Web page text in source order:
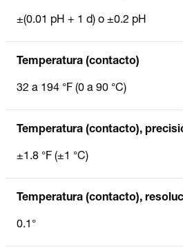
±(0.01 pH + 1 d) o ±0.2 pH
Temperatura (contacto)
32 a 194 °F (0 a 90 °C)
Temperatura (contacto),
±1.8 °F (±1 °C)
Temperatura (contacto),
0.1°